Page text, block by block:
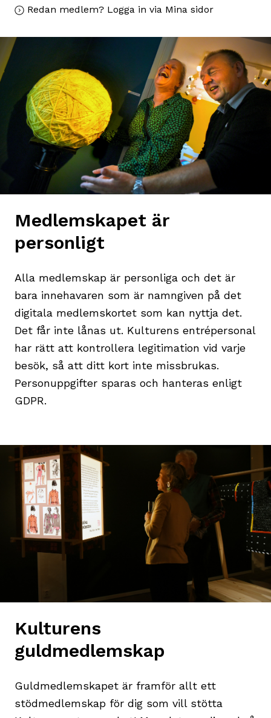
Redan medlem? Logga in via Mina sidor
Medlemskapet är
personligt
Alla medlemskap är personliga och det är
bara innehavaren som är namngiven på det
digitala medlemskortet som kan nyttja det.
Det får inte lånas ut. Kulturens entrépersonal
har rätt att kontrollera legitimation vid varje
besök, så att ditt kort inte missbrukas.
Personuppgifter sparas och hanteras enligt
GDPR.
Kulturens
guldmedlemskap
Guldmedlemskapet är framför allt ett
stödmedlemskap för dig som vill stötta